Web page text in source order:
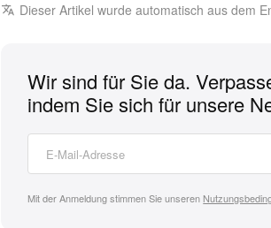
Dieser Artikel wurde automatisch aus dem
Wir sind für Sie da.
indem Sie sich für unsere
Mit der Anmeldung stimmen Sie unseren